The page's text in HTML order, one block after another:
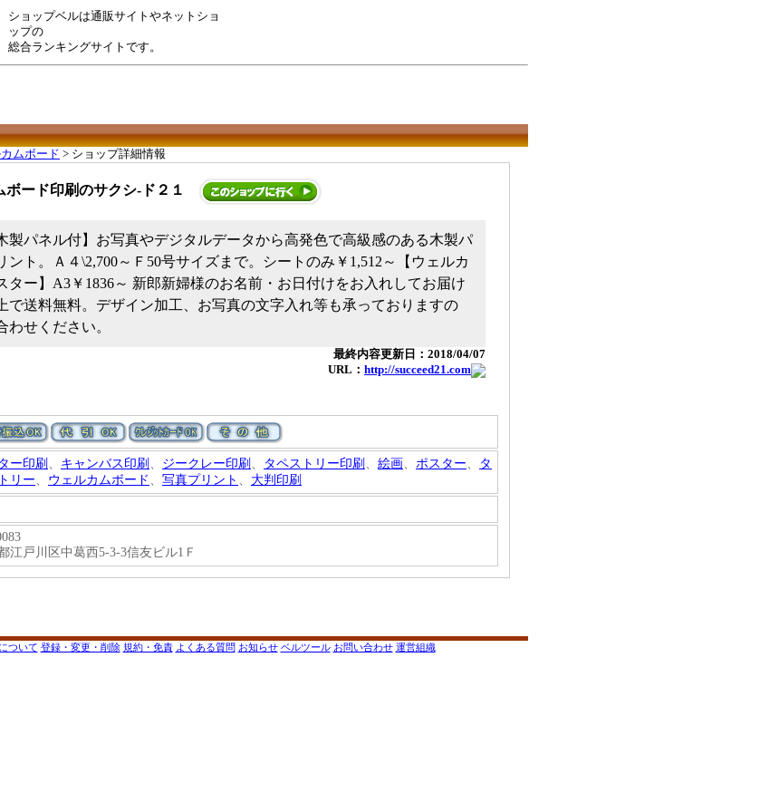
ショップベルは通販サイトやネットショ
ップの
総合ランキングサイトです。
ムボード > ショップ詳細情報
ボード印刷のサクシ-ド２１
製パネル付】お写真やデジタルデータから高発色で高級感のある木製パ
ント。Ａ４\2,700～Ｆ50号サイズまで。シートのみ￥1,512～【ウェルカ
ター】A3￥1836～ 新郎新婦様のお名前・お日付けをお入れしてお届け
で送料無料。デザイン加工、お写真の文字入れ等も承っておりますの
わせください。
最終内容更新日：2018/04/07
URL： http://succeed21.com
ー印刷 、 キャンバス印刷 、 ジークレー印刷 、 タペストリー印刷 、 絵画、 ポスター、
タ
リー、 ウェルカムボード 、 写真プリント 、 大判印刷
江戸川区中葛西5-3-3信友ビル1Ｆ
ついて 登録・変更・削除 規約・免責 よくある質問 お知らせ ベルツール お問い合わせ 運営組織